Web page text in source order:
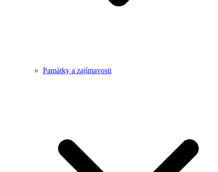
Památky a zajímavosti